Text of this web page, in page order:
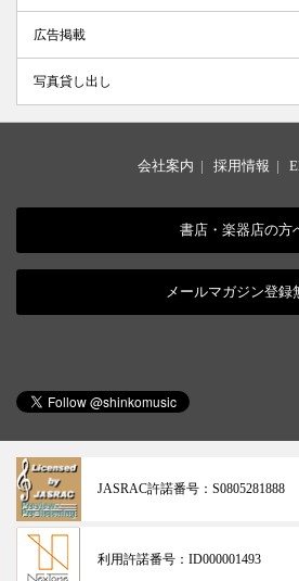
広告掲載
写真貸し出し
会社案内 | 採用情報 |
書店・楽器店の方
メールマガジン登録
JASRAC許諾番号： S0805281888
利用許諾番号： ID000001493